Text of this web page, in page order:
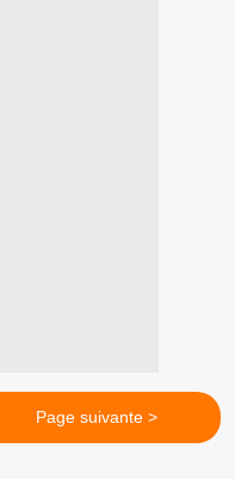
Page suivante >